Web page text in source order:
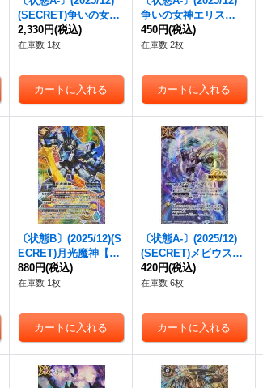
(SECRET)争いの女神
エリス【X-SEC】{BS
72-X03}《紫》
2,330円(税込)
在庫数 1枚
争いの女神エリス
【X】{BS72-X03}
《紫》
450円(税込)
在庫数 2枚
〔状態B〕(2025/12)(S
ECRET)月光魔神【X-
SEC】{BS72-X09}
《多》
880円(税込)
在庫数 1枚
〔状態A-〕(2025/12)
(SECRET)メビウスリ
ング(BS72収録/アル
テ・ミストラル・ビッ
C】{BS49-RV012}
《白》
420円(税込)
在庫数 6枚